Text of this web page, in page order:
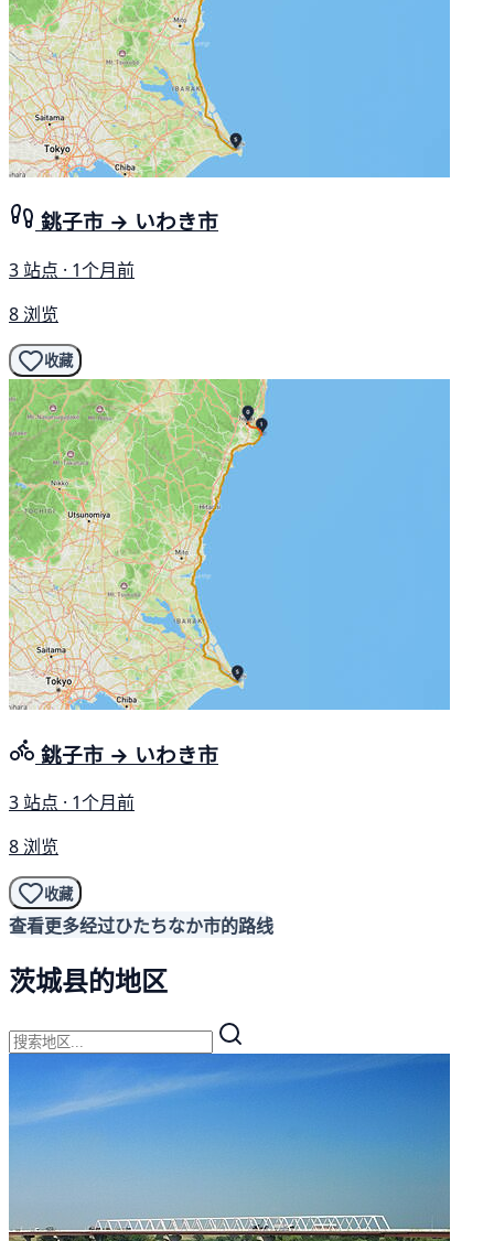
銚子市 → いわき市
3 站点 · 1个月前
8 浏览
收藏
銚子市 → いわき市
3 站点 · 1个月前
8 浏览
收藏
查看更多经过ひたちなか市的路线
茨城县的地区